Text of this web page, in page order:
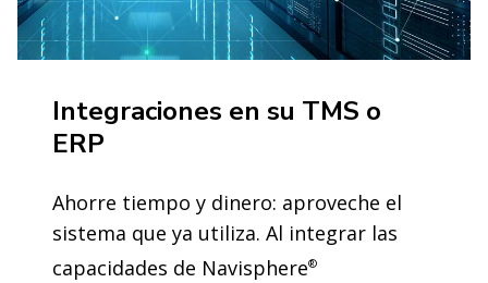
Integraciones en su TMS o
ERP
Ahorre tiempo y dinero: aproveche el
sistema que ya utiliza. Al integrar las
capacidades de Navisphere®